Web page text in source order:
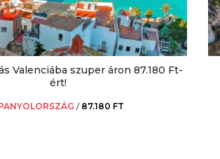
Valenciába szuper áron 87.180 Ft-
ért!
/ 87.180 FT